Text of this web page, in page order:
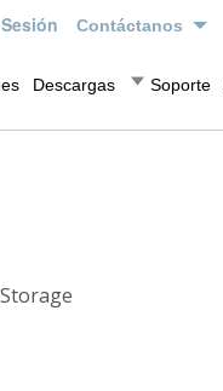
Contáctanos
Descargas Soporte